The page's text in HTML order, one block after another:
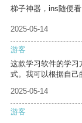
梯子神器，ins随便看
2025-05-14
游客
这款学习软件的学习
式。我可以根据自己
2025-05-14
游客